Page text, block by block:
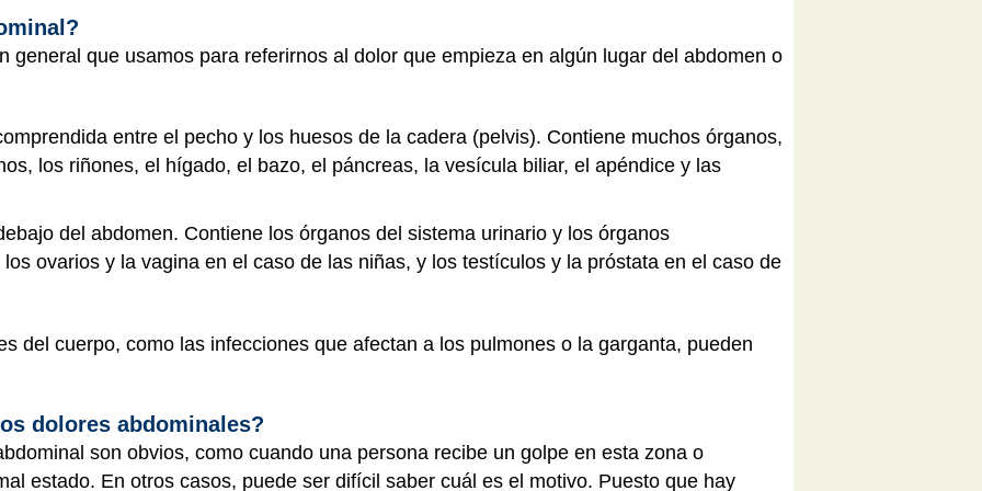
general que usamos para referirnos al dolor que empieza en algún lugar del abdomen o
entre el pecho y los huesos de la cadera (pelvis). Contiene muchos órganos,
los riñones, el hígado, el bazo, el páncreas, la vesícula biliar, el apéndice y las
del abdomen. Contiene los órganos del sistema urinario y los órganos
ovarios y la vagina en el caso de las niñas, y los testículos y la próstata en el caso de
del cuerpo, como las infecciones que afectan a los pulmones o la garganta, pueden
dolores abdominales?
son obvios, como cuando una persona recibe un golpe en esta zona o
estado. En otros casos, puede ser difícil saber cuál es el motivo. Puesto que hay